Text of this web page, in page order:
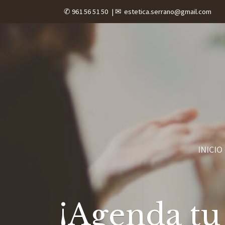
✆ 961 56 51 50 | ✉ estetica.serrano@gmail.com
INICIO
¡Agenda